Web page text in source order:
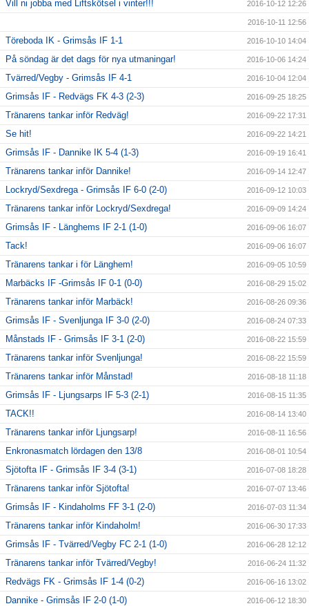
Vill ni jobba med Liftskötsel i vinter!!! 2016-10-12 12:26
2016-10-11 12:56
Töreboda IK - Grimsås IF 1-1 2016-10-10 14:04
På söndag är det dags för nya utmaningar! 2016-10-06 14:24
Tvärred/Vegby - Grimsås IF 4-1 2016-10-04 12:04
Grimsås IF - Redvägs FK 4-3 (2-3) 2016-09-25 18:25
Tränarens tankar inför Redväg! 2016-09-22 17:31
Se hit! 2016-09-22 14:21
Grimsås IF - Dannike IK 5-4 (1-3) 2016-09-19 16:41
Tränarens tankar inför Dannike! 2016-09-14 12:47
Lockryd/Sexdrega - Grimsås IF 6-0 (2-0) 2016-09-12 10:03
Tränarens tankar inför Lockryd/Sexdrega! 2016-09-09 14:24
Grimsås IF - Länghems IF 2-1 (1-0) 2016-09-06 16:07
Tack! 2016-09-06 16:07
Tränarens tankar i för Länghem! 2016-09-05 10:59
Marbäcks IF -Grimsås IF 0-1 (0-0) 2016-08-29 15:02
Tränarens tankar inför Marbäck! 2016-08-26 09:36
Grimsås IF - Svenljunga IF 3-0 (2-0) 2016-08-24 07:33
Månstads IF - Grimsås IF 3-1 (2-0) 2016-08-22 15:59
Tränarens tankar inför Svenljunga! 2016-08-22 15:59
Tränarens tankar inför Månstad! 2016-08-18 11:18
Grimsås IF - Ljungsarps IF 5-3 (2-1) 2016-08-15 11:35
TACK!! 2016-08-14 13:40
Tränarens tankar inför Ljungsarp! 2016-08-11 16:56
Enkronasmatch lördagen den 13/8 2016-08-01 10:54
Sjötofta IF - Grimsås IF 3-4 (3-1) 2016-07-08 18:28
Tränarens tankar inför Sjötofta! 2016-07-07 13:46
Grimsås IF - Kindaholms FF 3-1 (2-0) 2016-07-03 11:34
Tränarens tankar inför Kindaholm! 2016-06-30 17:33
Grimsås IF - Tvärred/Vegby FC 2-1 (1-0) 2016-06-28 12:12
Tränarens tankar inför Tvärred/Vegby! 2016-06-24 11:32
Redvägs FK - Grimsås IF 1-4 (0-2) 2016-06-16 13:02
Dannike - Grimsås IF 2-0 (1-0) 2016-06-12 18:30